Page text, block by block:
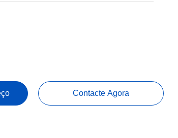
Contacte Agora